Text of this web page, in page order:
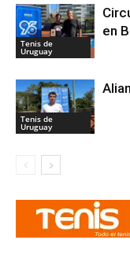
Tenis de
Uruguay
en
Tenis de
Uruguay